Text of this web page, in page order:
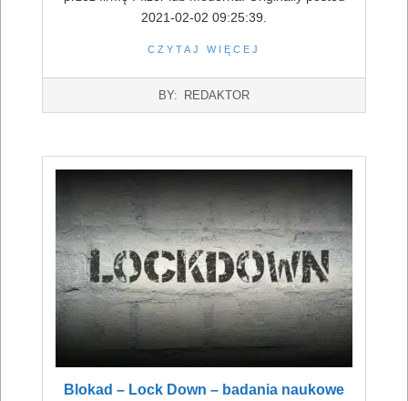
2021-02-02 09:25:39.
CZYTAJ WIĘCEJ
BY: REDAKTOR
Blokad – Lock Down – badania naukowe